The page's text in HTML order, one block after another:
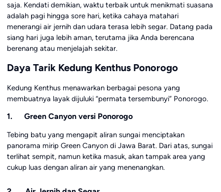
saja. Kendati demikian, waktu terbaik untuk menikmati suasana
adalah pagi hingga sore hari, ketika cahaya matahari
menerangi air jernih dan udara terasa lebih segar. Datang pada
siang hari juga lebih aman, terutama jika Anda berencana
berenang atau menjelajah sekitar.
Daya Tarik Kedung Kenthus Ponorogo
Kedung Kenthus menawarkan berbagai pesona yang
membuatnya layak dijuluki “permata tersembunyi” Ponorogo.
1. Green Canyon versi Ponorogo
Tebing batu yang mengapit aliran sungai menciptakan
panorama mirip Green Canyon di Jawa Barat. Dari atas, sungai
terlihat sempit, namun ketika masuk, akan tampak area yang
cukup luas dengan aliran air yang menenangkan.